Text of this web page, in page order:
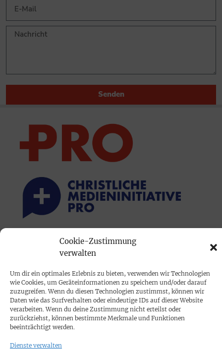
Cookie-Zustimmung
verwalten
Um dir ein optimales Erlebnis zu bieten, verwenden wir Technologien
wie Cookies, um Geräteinformationen zu speichern und/oder darauf
zuzugreifen. Wenn du diesen Technologien zustimmst, können wir
Daten wie das Surfverhalten oder eindeutige IDs auf dieser Website
verarbeiten. Wenn du deine Zustimmung nicht erteilst oder
zurückziehst, können bestimmte Merkmale und Funktionen
beeinträchtigt werden.
Dienste verwalten
Senden
PRINTAUSGABE
PROKOMPAKT
Impressum
SPENDEN
Datenschutz